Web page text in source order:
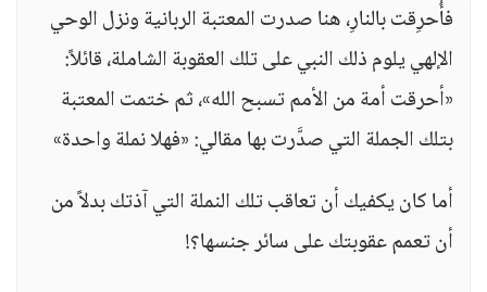
فأُحرِقت بالنارِ، هنا صدرت المعتبة الربانية ونزل الوحي
الإلهي يلوم ذلك النبي على تلك العقوبة الشاملة، قائلاً:
«أحرقت أمة من الأمم تسبح الله»، ثم ختمت المعتبة
بتلك الجملة التي صدَّرت بها مقالي: «فهلا نملة واحدة»
أما كان يكفيك أن تعاقب تلك النملة التي آذتك بدلاً من
أن تعمم عقوبتك على سائر جنسها؟!